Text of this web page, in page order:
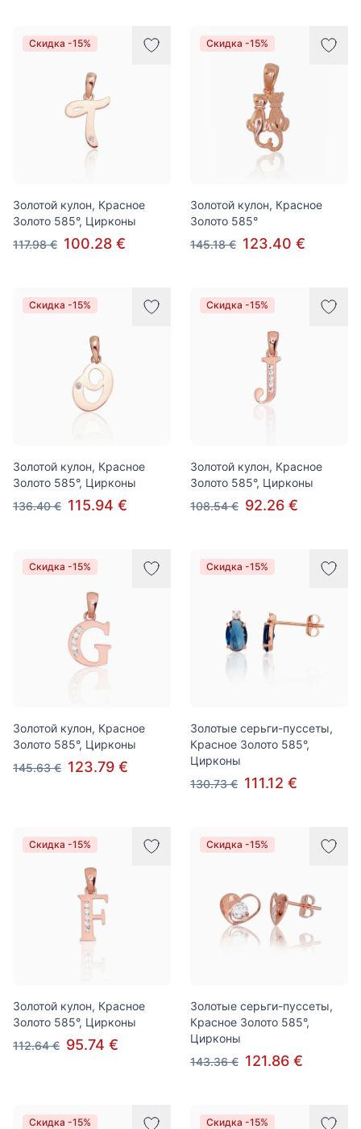
Скидка -15%
Золотой кулон, Красное
Золото 585°, Цирконы
117.98 € 100.28 €
Скидка -15%
Золотой кулон, Красное
Золото 585°
145.18 € 123.40 €
Скидка -15%
Золотой кулон, Красное
Золото 585°, Цирконы
136.40 € 115.94 €
Скидка -15%
Золотой кулон, Красное
Золото 585°, Цирконы
108.54 € 92.26 €
Скидка -15%
Золотой кулон, Красное
Золото 585°, Цирконы
145.63 € 123.79 €
Скидка -15%
Золотые серьги-пуссеты,
Красное Золото 585°,
Цирконы
130.73 € 111.12 €
Скидка -15%
Золотой кулон, Красное
Золото 585°, Цирконы
112.64 € 95.74 €
Скидка -15%
Золотые серьги-пуссеты,
Красное Золото 585°,
Цирконы
143.36 € 121.86 €
Скидка -15% Скидка -15%